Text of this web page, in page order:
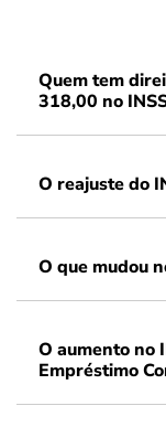
Quem tem
318,00 no
O reajuste do
O que mudou
O aumento no
Empréstimo